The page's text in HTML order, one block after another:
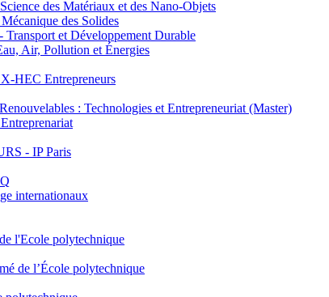
des Matériaux et des Nano-Objets
des Solides
et Développement Durable
Air, Pollution et Énergies
HEC Entrepreneurs
: Technologies et Entrepreneuriat (Master)
- IP Paris
internationaux
l'Ecole polytechnique
de l’École polytechnique